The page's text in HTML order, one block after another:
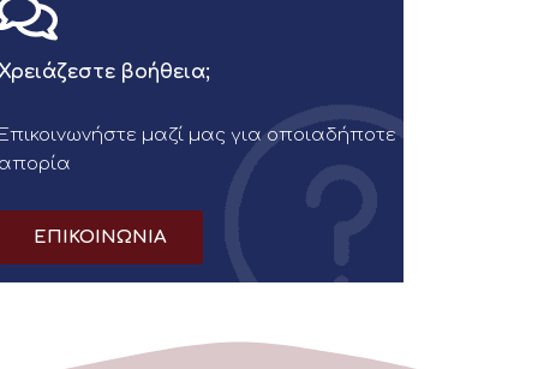
Χρειάζεστε βοήθεια;
Επικοινωνήστε μαζί μας για οποιαδήποτε
απορία
ΕΠΙΚΟΙΝΩΝΙΑ